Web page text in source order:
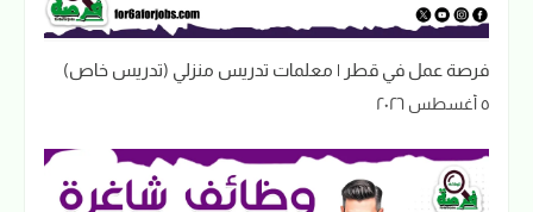
فرصة عمل في قطر | معلمات تدريس منزلي (تدريس خاص)
٥ أغسطس ٢٠٢٦